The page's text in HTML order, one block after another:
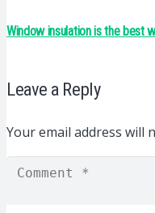
Window insulation is the best
Leave a Reply
Your email address will